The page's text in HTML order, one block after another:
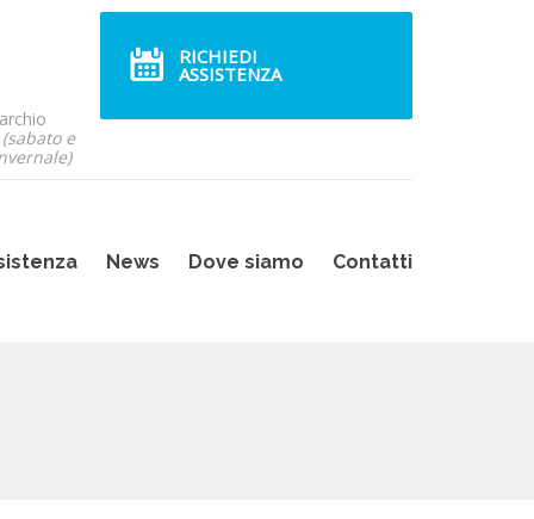
(sabato e
RICHIEDI
ASSISTENZA
News Dove siamo Contatti